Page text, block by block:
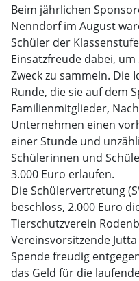
Beim jährlichen
Nenndorf im August
Schüler der
Einsatzfreude dabei,
Zweck zu sammeln. Die
Runde, die sie auf dem
Familienmitglieder,
Unternehmen einen
einer Stunde und
Schülerinnen und
3.000 Euro erlaufen.
Die Schülervertretung
beschloss, 2.000 Euro
Tierschutzverein
Vereinsvorsitzende
Spende freudig
das Geld für die